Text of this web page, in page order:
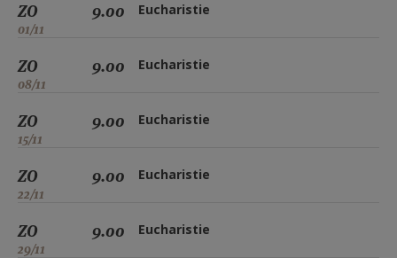
ZO
01/11
9.00 Eucharistie
ZO
08/11
9.00 Eucharistie
ZO
15/11
9.00 Eucharistie
ZO
22/11
9.00 Eucharistie
ZO
29/11
9.00 Eucharistie